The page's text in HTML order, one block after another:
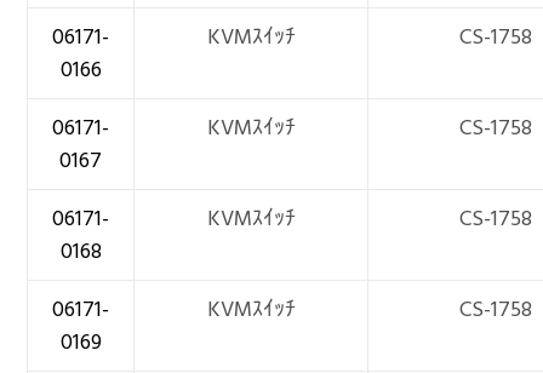
06171-
0166
KVMｽｲｯﾁ CS-1758
06171-
0167
KVMｽｲｯﾁ CS-1758
06171-
0168
KVMｽｲｯﾁ CS-1758
06171-
0169
KVMｽｲｯﾁ CS-1758